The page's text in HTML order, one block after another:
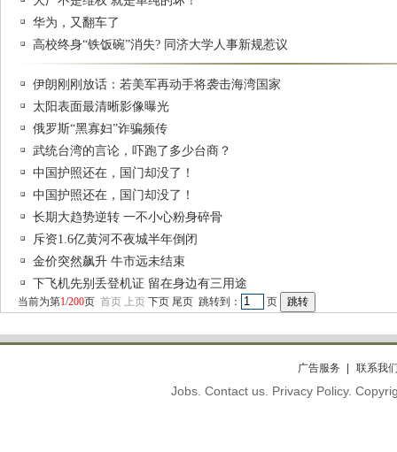
华为，又翻车了
高校终身“铁饭碗”消失? 同济大学人事新规惹议
伊朗刚刚放话：若美军再动手将袭击海湾国家
太阳表面最清晰影像曝光
俄罗斯“黑寡妇”诈骗频传
武统台湾的言论，吓跑了多少台商？
中国护照还在，国门却没了！
中国护照还在，国门却没了！
长期大趋势逆转 一不小心粉身碎骨
斥资1.6亿黄河不夜城半年倒闭
金价突然飙升 牛市远未结束
下飞机先别丢登机证 留在身边有三用途
当前为第1/200页 首页 上页 下页 尾页 跳转到： 页
广告服务 联系我
Jobs. Contact us. Privacy Policy.